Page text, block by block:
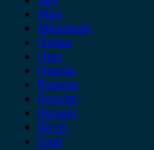
Mini
Mitsubishi
Nissan
Opel
Omoda
Peugeot
Porsche
Renault
Rover
Saab